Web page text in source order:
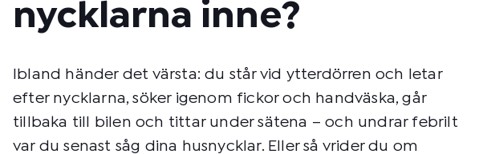
nycklarna inne?
Ibland händer det värsta: du står vid ytterdörren och letar
efter nycklarna, söker igenom fickor och handväska, går
tillbaka till bilen och tittar under sätena – och undrar febrilt
var du senast såg dina husnycklar. Eller så vrider du om